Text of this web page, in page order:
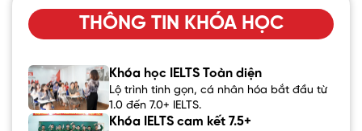
THÔNG TIN KHÓA HỌC
Khóa học IELTS Toàn diện
Lộ trình tinh gọn, cá nhân hóa bắt đầu từ
1.0 đến 7.0+ IELTS.
Khóa IELTS cam kết 7.5+